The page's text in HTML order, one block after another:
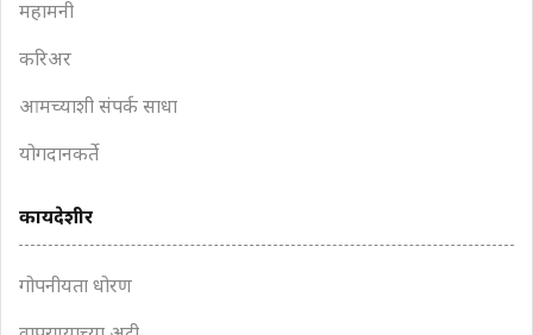
महामनी
करिअर
आमच्याशी संपर्क साधा
योगदानकर्ते
कायदेशीर
गोपनीयता धोरण